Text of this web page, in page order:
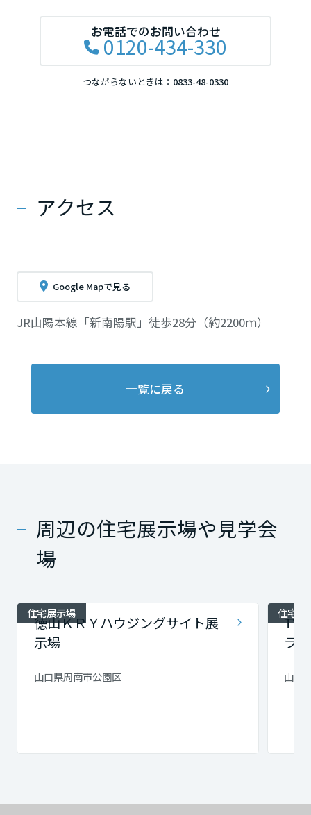
お電話でのお問い合わせ
0120-434-330
つながらないときは： 0833-48-0330
アクセス
Google Mapで見る
JR山陽本線「新南陽駅」徒歩28分（約2200ｍ）
一覧に戻る
周辺の住宅展示場や見学会
場
住宅展示場
徳山ＫＲＹハウジングサイト展
示場
山口県周南市公園区
住宅展
ラ
山口